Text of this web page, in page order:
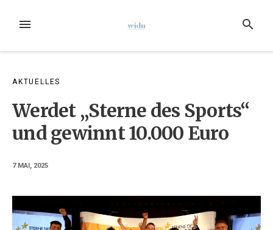
InhaltMENÜ SUCHE
AKTUELLES
Werdet „Sterne des Sports“
und gewinnt 10.000 Euro
7 MAI, 2025